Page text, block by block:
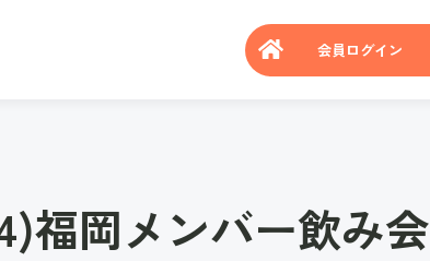
会員ログイン
福岡メンバー飲み会